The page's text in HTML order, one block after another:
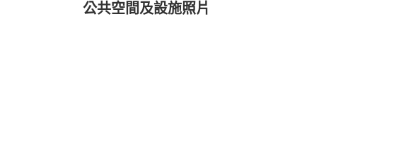
公共空間及設施照片